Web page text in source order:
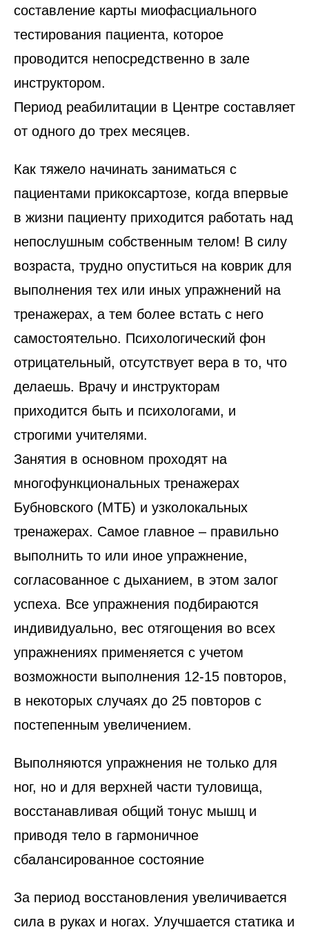
составление карты миофасциального
тестирования пациента, которое
проводится непосредственно в зале
инструктором.
Период реабилитации в Центре составляет
от одного до трех месяцев.
Как тяжело начинать заниматься с
пациентами прикоксартозе, когда впервые
в жизни пациенту приходится работать над
непослушным собственным телом! В силу
возраста, трудно опуститься на коврик для
выполнения тех или иных упражнений на
тренажерах, а тем более встать с него
самостоятельно. Психологический фон
отрицательный, отсутствует вера в то, что
делаешь. Врачу и инструкторам
приходится быть и психологами, и
строгими учителями.
Занятия в основном проходят на
многофункциональных тренажерах
Бубновского (МТБ) и узколокальных
тренажерах. Самое главное – правильно
выполнить то или иное упражнение,
согласованное с дыханием, в этом залог
успеха. Все упражнения подбираются
индивидуально, вес отягощения во всех
упражнениях применяется с учетом
возможности выполнения 12-15 повторов,
в некоторых случаях до 25 повторов с
постепенным увеличением.
Выполняются упражнения не только для
ног, но и для верхней части туловища,
восстанавливая общий тонус мышц и
приводя тело в гармоничное
сбалансированное состояние
За период восстановления увеличивается
сила в руках и ногах. Улучшается статика и